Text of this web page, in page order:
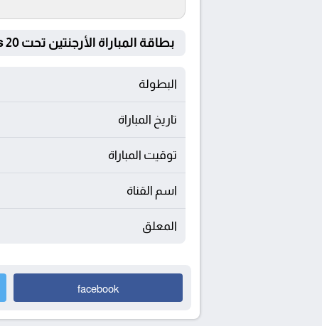
بطاقة المباراة الأرجنتين تحت 20 Vs نيجيريا | تحت 20
البطولة
تاريخ المباراة
توقيت المباراة
اسم القناة
المعلق
facebook